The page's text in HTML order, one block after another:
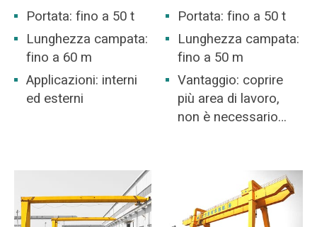
Portata: fino a 50 t
Lunghezza campata:
fino a 60 m
Applicazioni: interni
ed esterni
Portata: fino a 50 t
Lunghezza campata:
fino a 50 m
Vantaggio: coprire
più area di lavoro,
non è necessario